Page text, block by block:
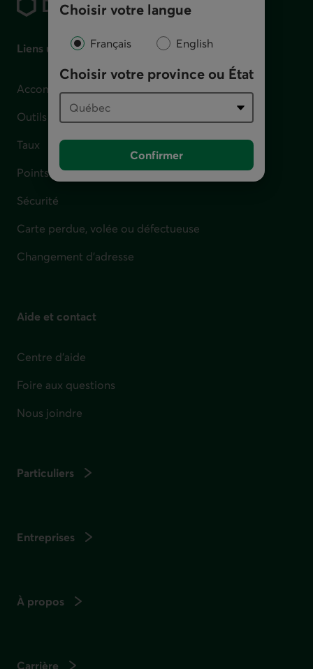
Choisir votre langue
Français English
Choisir votre province ou État
Confirmer
Liens utiles
Accompagnement en cas de difficulté financière
Outils et calculateurs
Taux
Points de service
Sécurité
Carte perdue, volée ou défectueuse
Changement d'adresse
Aide et contact
Centre d'aide
Foire aux questions
Nous joindre
Particuliers
Entreprises
À propos
Carrière